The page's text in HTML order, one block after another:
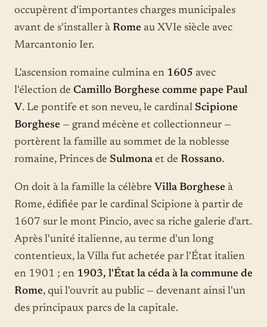
occupèrent d'importantes charges municipales
avant de s'installer à Rome au XVIe siècle avec
Marcantonio Ier.
L'ascension romaine culmina en 1605 avec
l'élection de Camillo Borghese comme pape Paul
V. Le pontife et son neveu, le cardinal Scipione
Borghese — grand mécène et collectionneur —
portèrent la famille au sommet de la noblesse
romaine, Princes de Sulmona et de Rossano.
On doit à la famille la célèbre Villa Borghese à
Rome, édifiée par le cardinal Scipione à partir de
1607 sur le mont Pincio, avec sa riche galerie d'art.
Après l'unité italienne, au terme d'un long
contentieux, la Villa fut achetée par l'État italien
en 1901 ; en 1903, l'État la céda à la commune de
Rome, qui l'ouvrit au public — devenant ainsi l'un
des principaux parcs de la capitale.